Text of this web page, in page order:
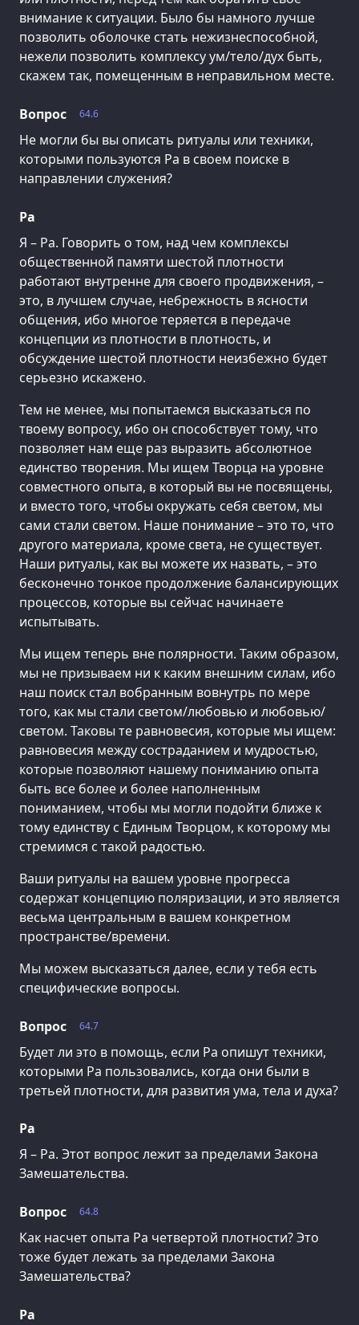
внимание к ситуации. Было бы намного лучше
позволить оболочке стать нежизнеспособной,
нежели позволить комплексу ум/тело/дух быть,
скажем так, помещенным в неправильном месте.
64.6
Вопрос
Не могли бы вы описать ритуалы или техники,
которыми пользуются Ра в своем поиске в
направлении служения?
Ра
Я – Ра. Говорить о том, над чем комплексы
общественной памяти шестой плотности
работают внутренне для своего продвижения, –
это, в лучшем случае, небрежность в ясности
общения, ибо многое теряется в передаче
концепции из плотности в плотность, и
обсуждение шестой плотности неизбежно будет
серьезно искажено.
Тем не менее, мы попытаемся высказаться по
твоему вопросу, ибо он способствует тому, что
позволяет нам еще раз выразить абсолютное
единство творения. Мы ищем Творца на уровне
совместного опыта, в который вы не посвящены,
и вместо того, чтобы окружать себя светом, мы
сами стали светом. Наше понимание – это то, что
другого материала, кроме света, не существует.
Наши ритуалы, как вы можете их назвать, – это
бесконечно тонкое продолжение балансирующих
процессов, которые вы сейчас начинаете
испытывать.
Мы ищем теперь вне полярности. Таким образом,
мы не призываем ни к каким внешним силам, ибо
наш поиск стал вобранным вовнутрь по мере
того, как мы стали светом/любовью и любовью/
светом. Таковы те равновесия, которые мы ищем:
равновесия между состраданием и мудростью,
которые позволяют нашему пониманию опыта
быть все более и более наполненным
пониманием, чтобы мы могли подойти ближе к
тому единству с Единым Творцом, к которому мы
стремимся с такой радостью.
Ваши ритуалы на вашем уровне прогресса
содержат концепцию поляризации, и это является
весьма центральным в вашем конкретном
пространстве/времени.
Мы можем высказаться далее, если у тебя есть
специфические вопросы.
64.7
Вопрос
Будет ли это в помощь, если Ра опишут техники,
которыми Ра пользовались, когда они были в
третьей плотности, для развития ума, тела и духа?
Ра
Я – Ра. Этот вопрос лежит за пределами Закона
Замешательства.
64.8
Вопрос
Как насчет опыта Ра четвертой плотности? Это
тоже будет лежать за пределами Закона
Замешательства?
Ра